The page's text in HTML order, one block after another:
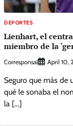
DEPORTES
Lienhart, el
miembro de la
Corresponsal April 10,
Seguro que más de
qué le sonaba el
la […]